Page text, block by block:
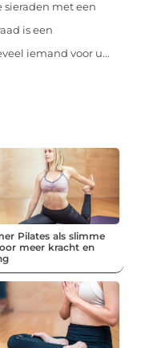
sieraden met een
is een
iemand voor u...
Pilates als slimme
meer kracht en